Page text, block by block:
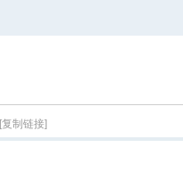
[复制链接]